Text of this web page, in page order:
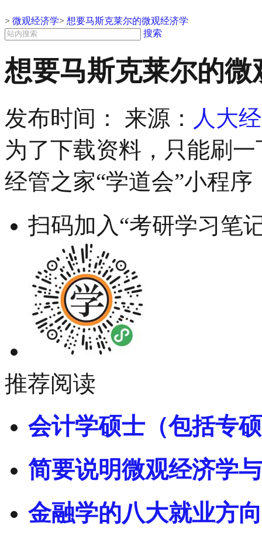
> 微观经济学> 想要马斯克莱尔的微观经济学
搜索
想要马斯克莱尔的微
发布时间： 来源： 人大
为了下载资料，只能
经管之家“学道会”小程序
扫码加入“考研学习笔
推荐阅读
会计学硕士（包括专
简要说明微观经济学
金融学的八大就业方